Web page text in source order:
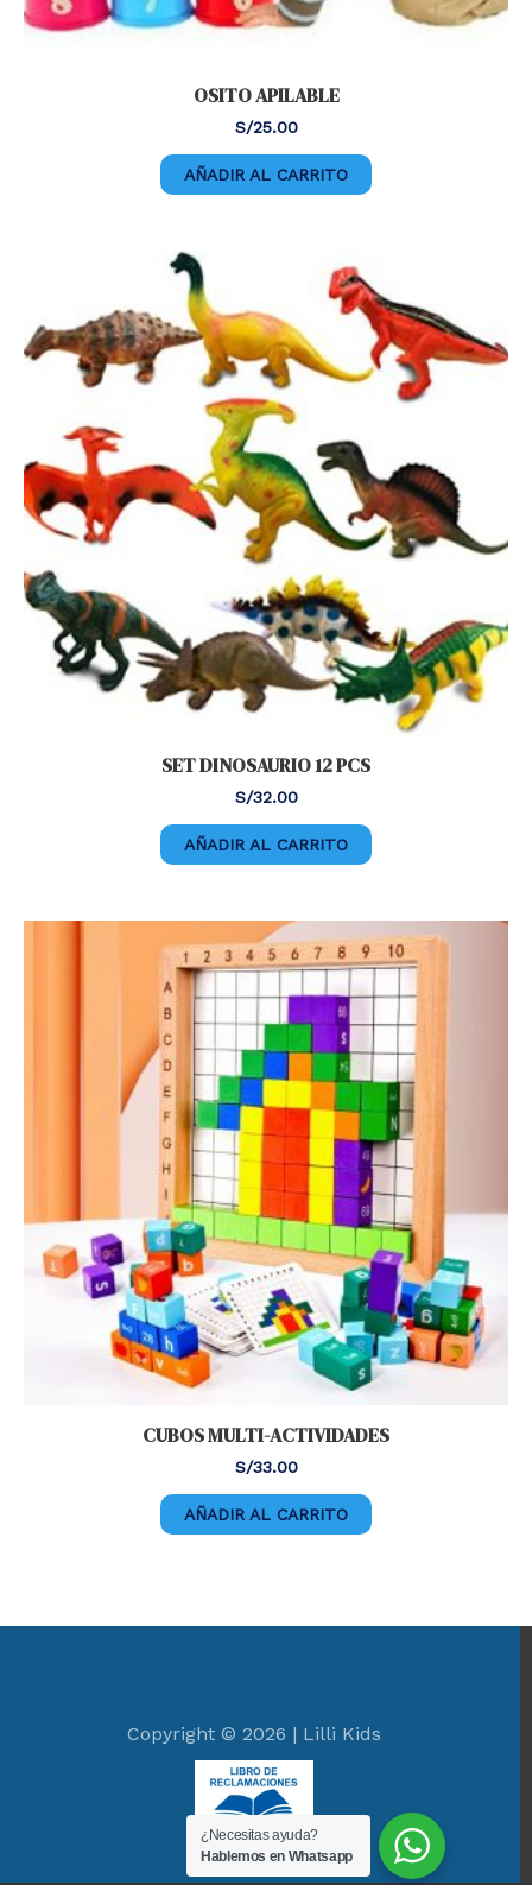
OSITO APILABLE
S/25.00
AÑADIR AL CARRITO
SET DINOSAURIO 12 PCS
S/32.00
AÑADIR AL CARRITO
CUBOS MULTI-ACTIVIDADES
S/33.00
AÑADIR AL CARRITO
Copyright © 2026 | Lilli Kids
¿Necesitas ayuda?
Hablemos en Whatsapp